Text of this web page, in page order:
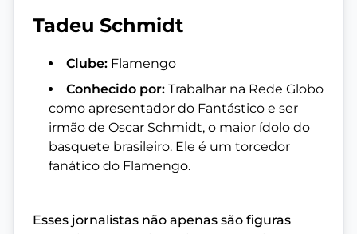
Tadeu Schmidt
Clube: Flamengo
Conhecido por: Trabalhar na Rede Globo
como apresentador do Fantástico e ser
irmão de Oscar Schmidt, o maior ídolo do
basquete brasileiro. Ele é um torcedor
fanático do Flamengo.
Esses jornalistas não apenas são figuras